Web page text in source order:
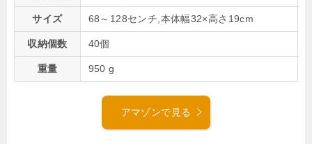
サイズ 68～128センチ,本体幅32×高さ19cm
収納個数 40個
重量 950 g
アマゾンで見る